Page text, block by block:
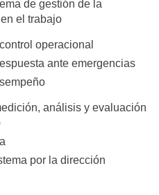
de gestión de la
el trabajo
operacional
ante emergencias
análisis y evaluación
por la dirección